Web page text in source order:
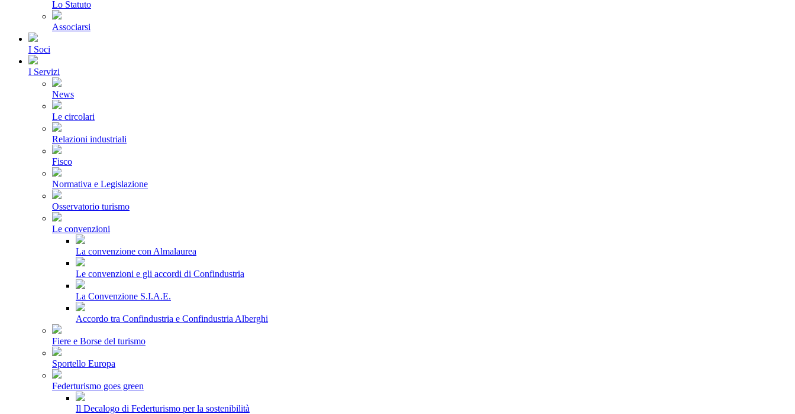
Lo Statuto
Associarsi
I Soci
I Servizi
News
Le circolari
Relazioni industriali
Fisco
Normativa e Legislazione
Osservatorio turismo
Le convenzioni
La convenzione con Almalaurea
Le convenzioni e gli accordi di Confindustria
La Convenzione S.I.A.E.
Accordo tra Confindustria e Confindustria Alberghi
Fiere e Borse del turismo
Sportello Europa
Federturismo goes green
Il Decalogo di Federturismo per la sostenibilità